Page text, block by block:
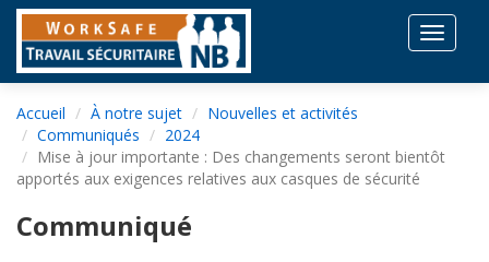
Toggle
Accueil À notre sujet
Nouvelles et activités
Communiqués
2024
Mise à jour importante : Des changements seront bientôt
apportés aux exigences relatives aux casques de sécurité
Communiqué